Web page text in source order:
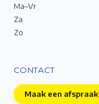
Ma–Vr
Za
Zo
CONTACT
Maak een afspraak